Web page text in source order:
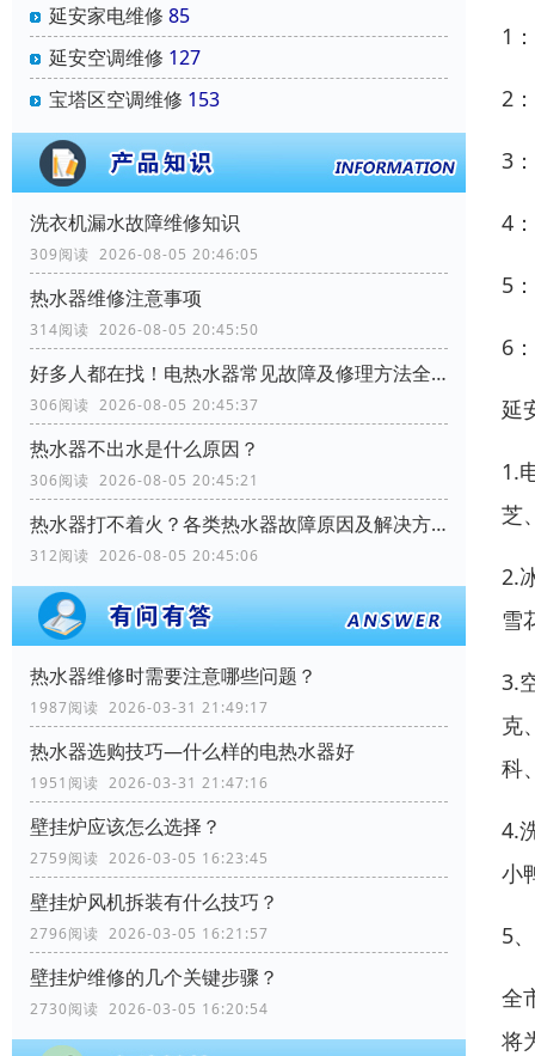
延安家电维修 85
延安空调维修 127
宝塔区空调维修 153
洗衣机漏水故障维修知识
309阅读 2026-08-05 20:46:05
热水器维修注意事项
314阅读 2026-08-05 20:45:50
好多人都在找！电热水器常见故障及修理方法全解析
306阅读 2026-08-05 20:45:37
热水器不出水是什么原因？
306阅读 2026-08-05 20:45:21
热水器打不着火？各类热水器故障原因及解决方案全解析
312阅读 2026-08-05 20:45:06
热水器维修时需要注意哪些问题？
1987阅读 2026-03-31 21:49:17
热水器选购技巧—什么样的电热水器好
1951阅读 2026-03-31 21:47:16
壁挂炉应该怎么选择？
2759阅读 2026-03-05 16:23:45
壁挂炉风机拆装有什么技巧？
2796阅读 2026-03-05 16:21:57
壁挂炉维修的几个关键步骤？
2730阅读 2026-03-05 16:20:54
1
2
3
4
5
6
延
1.
芝
2.
雪
3.
克
科
4.
小
5
全
将